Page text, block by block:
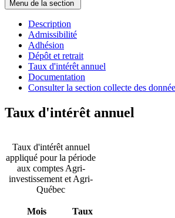
Menu de la section
Description
Admissibilité
Adhésion
Dépôt et retrait
Taux d'intérêt annuel
Documentation
Consulter la section collecte des
Taux d'intérêt annuel
Taux d'intérêt annuel
appliqué pour la période
aux comptes Agri-
investissement et Agri-
Québec
Mois
Taux